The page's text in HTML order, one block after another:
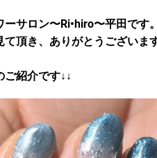
ーサロン〜Ri•hiro〜平田です
て頂き、ありがとうございま
ご紹介です↓↓